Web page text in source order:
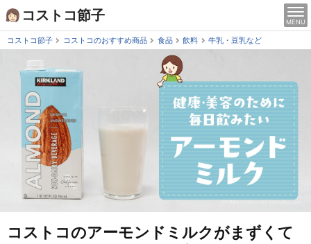
Skip
to
content
コストコ節子 MENU
コストコ節子 コストコのおすすめ商品 食品 飲料 牛乳・豆乳など
コストコのアーモンドミルクがまずくて